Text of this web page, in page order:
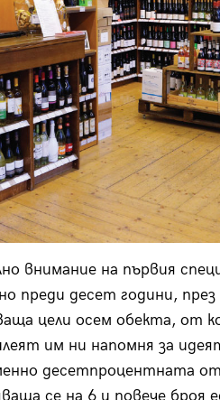
внимание на първия
преди десет години,
цели осем обекта, от
им ни напомня за
десетпроцентната
се на 6 и повече броя